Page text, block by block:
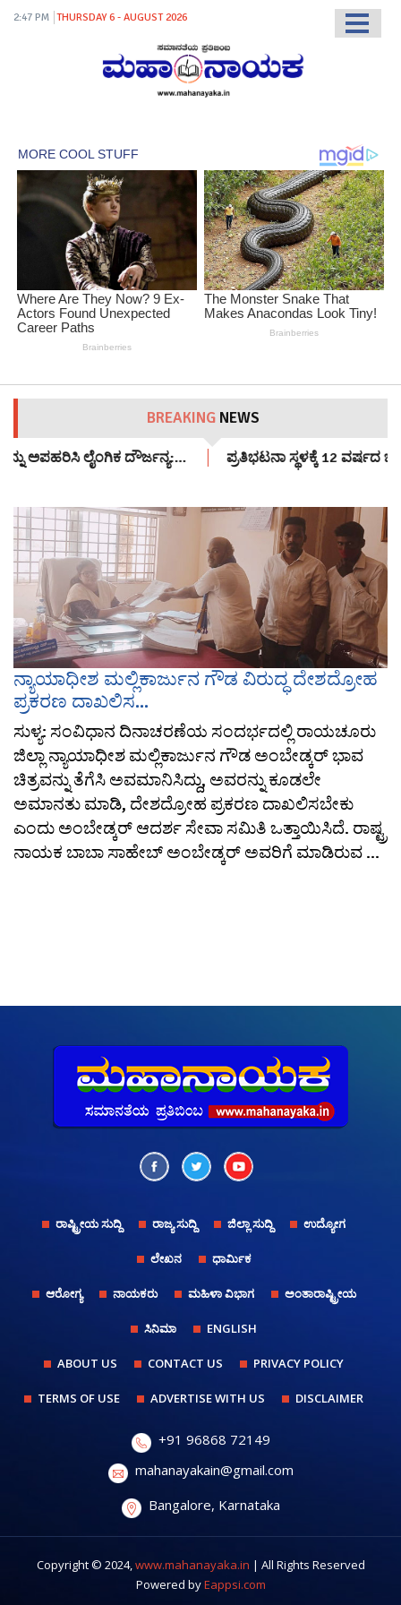
2:47 PM THURSDAY 6 - AUGUST 2026
BREAKING NEWS
ಅಪಹರಿಸಿ ಲೈಂಗಿಕ ದೌರ್ಜನ್ಯ:… ಪ್ರತಿಭಟನಾ ಸ್ಥಳಕ್ಕೆ 12 ವರ್ಷದ
ನ್ಯಾಯಾಧೀಶ ಮಲ್ಲಿಕಾರ್ಜುನ ಗೌಡ ವಿರುದ್ಧ ದೇಶದ್ರೋಹ
ಪ್ರಕರಣ ದಾಖಲಿಸ...
ಸುಳ್ಯ: ಸಂವಿಧಾನ ದಿನಾಚರಣೆಯ ಸಂದರ್ಭದಲ್ಲಿ ರಾಯಚೂರು
ಜಿಲ್ಲಾ ನ್ಯಾಯಾಧೀಶ ಮಲ್ಲಿಕಾರ್ಜುನ ಗೌಡ ಅಂಬೇಡ್ಕರ್ ಭಾವ
ಚಿತ್ರವನ್ನು ತೆಗೆಸಿ ಅವಮಾನಿಸಿದ್ದು, ಅವರನ್ನು ಕೂಡಲೇ
ಅಮಾನತು ಮಾಡಿ, ದೇಶದ್ರೋಹ ಪ್ರಕರಣ ದಾಖಲಿಸಬೇಕು
ಎಂದು ಅಂಬೇಡ್ಕರ್ ಆದರ್ಶ ಸೇವಾ ಸಮಿತಿ ಒತ್ತಾಯಿಸಿದೆ. ರಾಷ್ಟ್ರ
ನಾಯಕ ಬಾಬಾ ಸಾಹೇಬ್ ಅಂಬೇಡ್ಕರ್ ಅವರಿಗೆ ಮಾಡಿರುವ ...
ರಾಷ್ಟ್ರೀಯ ಸುದ್ದಿ ರಾಜ್ಯ ಸುದ್ದಿ ಜಿಲ್ಲಾ ಸುದ್ದಿ ಉದ್ಯೋಗ
ಲೇಖನ ಧಾರ್ಮಿಕ
ಆರೋಗ್ಯ ನಾಯಕರು ಮಹಿಳಾ ವಿಭಾಗ ಅಂತಾರಾಷ್ಟ್ರೀಯ
ಸಿನಿಮಾ ENGLISH
ABOUT US CONTACT US PRIVACY POLICY
TERMS OF USE ADVERTISE WITH US DISCLAIMER
+91 96868 72149
mahanayakain@gmail.com
Bangalore, Karnataka
Copyright © 2024,www.mahanayaka.in | All Rights Reserved
Powered byEappsi.com